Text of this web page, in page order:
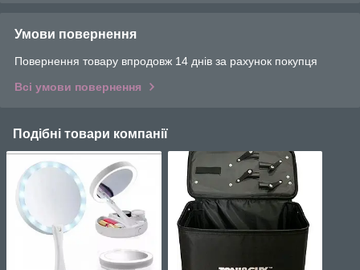
Умови повернення
Повернення товару впродовж 14 днів за рахунок покупця
Всі умови повернення
Подібні товари компанії